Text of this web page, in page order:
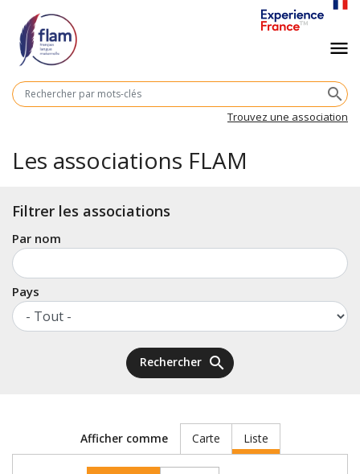
contenu
principal
Navigation
principalesearch
Trouvez une association
menu
Les associations FLAM
Filtrer les associations
Par nom
Pays
Rechercher search
Afficher comme Carte Liste